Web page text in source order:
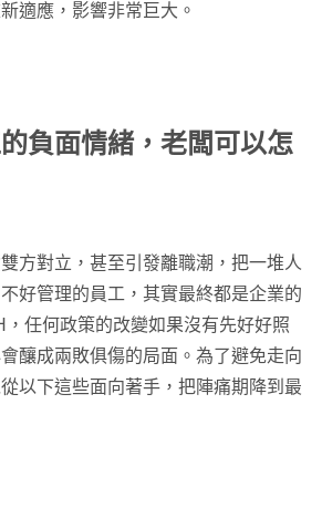
適應，影響非常巨大。
負面情緒，老闆可以怎
方對立，甚至引發離職潮，把一堆人
好管理的員工，其實最終都是企業的
任何政策的改變如果沒有先好好照
釀成兩敗俱傷的局面。為了避免走向
以下這些面向著手，把陣痛期降到最